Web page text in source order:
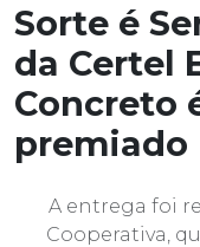
Sorte é
da Certel
Concreto
premiado
A entrega foi
Cooperativa,